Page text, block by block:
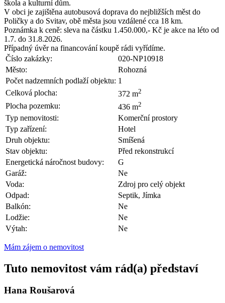
škola a kulturní dům.
V obci je zajištěna autobusová doprava do nejbližších měst do
Poličky a do Svitav, obě města jsou vzdálené cca 18 km.
Poznámka k ceně: sleva na částku 1.450.000,- Kč je akce na léto od
1.7. do 31.8.2026.
Případný úvěr na financování koupě rádi vyřídíme.
Číslo zakázky:
020-NP10918
Město:
Rohozná
Počet nadzemních podlaží objektu: 1
Celková plocha:
372 m2
Plocha pozemku: 436 m2
Typ nemovitosti:
Komerční prostory
Typ zařízení:
Hotel
Druh objektu:
Smíšená
Stav objektu:
Před rekonstrukcí
Energetická náročnost budovy:
G
Garáž:
Ne
Voda:
Zdroj pro celý objekt
Odpad:
Septik, Jímka
Balkón:
Ne
Lodžie:
Ne
Výtah:
Ne
Mám zájem o nemovitost
Tuto nemovitost vám rád(a) představí
Hana Roušarová